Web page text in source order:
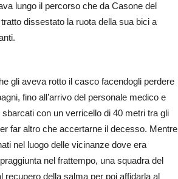
lungo il percorso che da Casone del
dissestato la ruota della sua bici a
gli aveva rotto il casco facendogli perdere
fino all’arrivo del personale medico e
con un verricello di 40 metri tra gli
far altro che accertarne il decesso. Mentre
nel luogo delle vicinanze dove era
nel frattempo, una squadra del
della salma per poi affidarla al